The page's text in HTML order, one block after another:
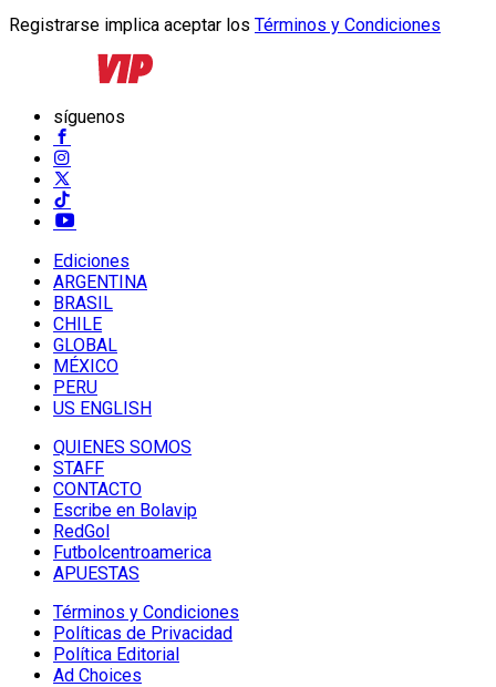
Registrarse implica aceptar los Términos y Condiciones
síguenos
Ediciones
ARGENTINA
BRASIL
CHILE
GLOBAL
MÉXICO
PERU
US ENGLISH
QUIENES SOMOS
STAFF
CONTACTO
Escribe en Bolavip
RedGol
Futbolcentroamerica
APUESTAS
Términos y Condiciones
Políticas de Privacidad
Política Editorial
Ad Choices